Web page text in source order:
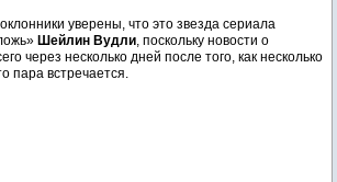
уверены, что это звезда сериала
Шейлин Вудли, поскольку новости о
через несколько дней после того, как несколько
пара встречается.